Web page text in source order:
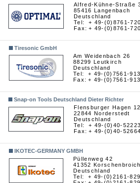
Alfred-Kühne-Straße
85416 Langenbach
Deutschland
Tel:
Fax:
+ 49-(0)8761-
+ 49-(0)8761-
Tiresonic GmbH
Am Weidenbach 26
88299 Leutkirch
Deutschland
Tel:
Fax:
+ 49-(0)7561-
+ 49-(0)7561-
Snap-on Tools Deutschland Dieter Richter
Flensburger Hagen
22844 Norderstedt
Deutschland
Tel:
Fax:
+ 49-(0)40-
+ 49-(0)40-
IKOTEC-GERMANY GMBH
Püllenweg 42
41352
Deutschland
Tel:
+ 49-(0)2161-